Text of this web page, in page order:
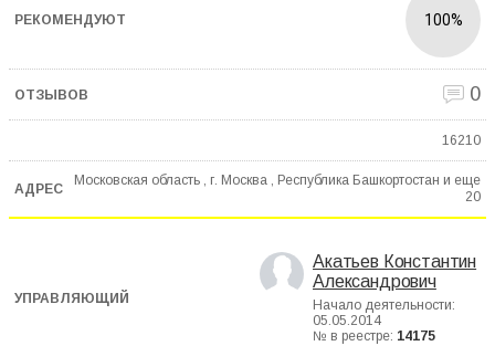
100%
0
16210
Московская область , г. Москва , Республика Башкортостан и еще
20
Акатьев Константин
Александрович
Начало деятельности:
05.05.2014
№ в реестре: 14175